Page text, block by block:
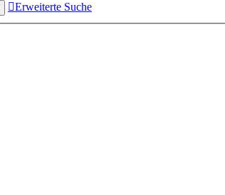
Erweiterte Suche